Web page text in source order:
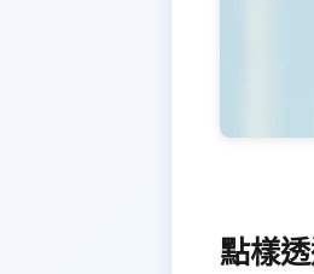
點樣